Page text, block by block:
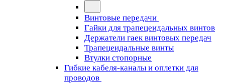
Винтовые передачи
Гайки для трапецеидальных винтов
Держатели гаек винтовых передач
Трапецеидальные винты
Втулки стопорные
Гибкие кабеля-каналы и оплетки для
проводов